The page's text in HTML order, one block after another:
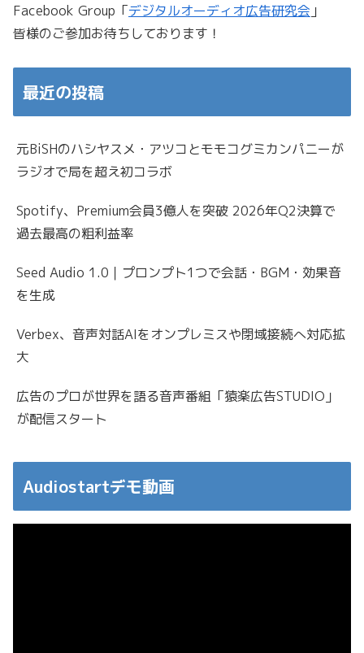
Facebook Group「デジタルオーディオ広告研究会 」
皆様のご参加お待ちしております！
最近の投稿
元BiSHのハシヤスメ・アツコとモモコグミカンパニーが
ラジオで局を超え初コラボ
Spotify、Premium会員3億人を突破 2026年Q2決算で
過去最高の粗利益率
Seed Audio 1.0｜プロンプト1つで会話・BGM・効果音
を生成
Verbex、音声対話AIをオンプレミスや閉域接続へ対応拡
大
広告のプロが世界を語る音声番組「猿楽広告STUDIO」
が配信スタート
Audiostartデモ動画